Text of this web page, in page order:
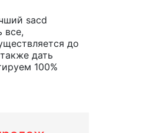
sacd
все,
до
дать
100%